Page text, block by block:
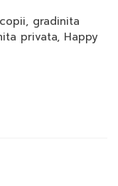
, gradinita
privata, Happy